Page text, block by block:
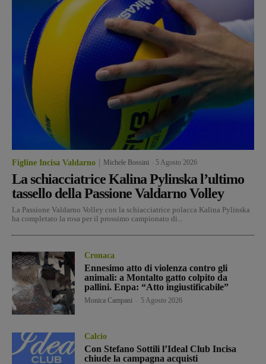
Figline Incisa Valdarno Michele Bossini 5 Agosto 2026
La schiacciatrice Kalina Pylinska l’ultimo
tassello della Passione Valdarno Volley
La Passione Valdarno Volley con la schiacciatrice polacca Kalina Pylinska
ha completato la rosa per il prossimo campionato di...
Cronaca
Ennesimo atto di violenza contro gli
animali: a Montalto gatto colpito da
pallini. Enpa: “Atto ingiustificabile”
Monica Campani 5 Agosto 2026
Calcio
Con Stefano Sottili l’Ideal Club Incisa
chiude la campagna acquisti